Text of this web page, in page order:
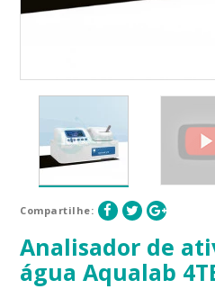
Compartilhe:
Analisador de
água Aqualab